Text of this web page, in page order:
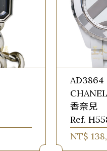
AD3864
CHANEL
香奈兒
Ref.
NT$